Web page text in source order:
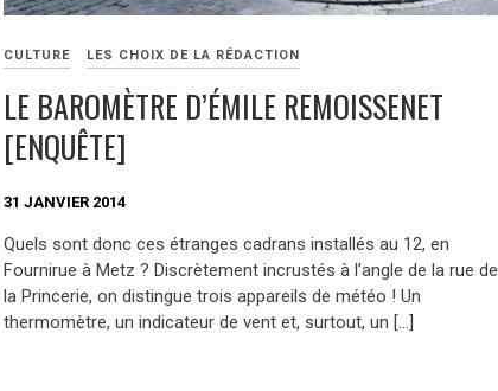
CULTURE LES CHOIX DE LA RÉDACTION
LE BAROMÈTRE D’ÉMILE REMOISSENET
[ENQUÊTE]
31 JANVIER 2014
Quels sont donc ces étranges cadrans installés au 12, en
Fournirue à Metz ? Discrètement incrustés à l’angle de la rue de
la Princerie, on distingue trois appareils de météo ! Un
thermomètre, un indicateur de vent et, surtout, un […]